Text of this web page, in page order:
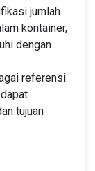
jumlah
kontainer,
dengan
referensi
tujuan